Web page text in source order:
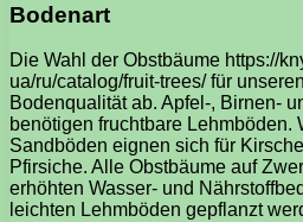
Bodenart
Die Wahl der Obstbäume https://
ua/ru/catalog/fruit-trees/ für
Bodenqualität ab. Apfel-, Birnen-
benötigen fruchtbare Lehmböden.
Sandböden eignen sich für
Pfirsiche. Alle Obstbäume auf
erhöhten Wasser- und
leichten Lehmböden gepflanzt